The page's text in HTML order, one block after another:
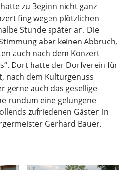
zu Beginn nicht ganz
fing wegen plötzlichen
Stunde später an. Die
aber keinen Abbruch,
auch nach dem Konzert
Dort hatte der Dorfverein für
nach dem Kulturgenuss
gerne auch das gesellige
rundum eine gelungene
zufriedenen Gästen in
Gerhard Bauer.